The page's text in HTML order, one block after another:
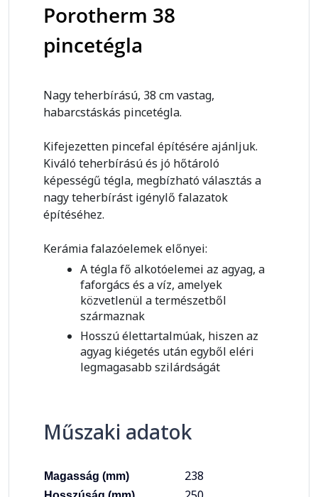
Porotherm 38
pincetégla
Nagy teherbírású, 38 cm vastag,
habarcstáskás pincetégla.
Kifejezetten pincefal építésére ajánljuk.
Kiváló teherbírású és jó hőtároló
képességű tégla, megbízható választás a
nagy teherbírást igénylő falazatok
építéséhez.
Kerámia falazóelemek előnyei:
A tégla fő alkotóelemei az agyag, a
faforgács és a víz, amelyek
közvetlenül a természetből
származnak
Hosszú élettartalmúak, hiszen az
agyag kiégetés után egyből eléri
legmagasabb szilárdságát
Műszaki adatok
Magasság (mm) 238